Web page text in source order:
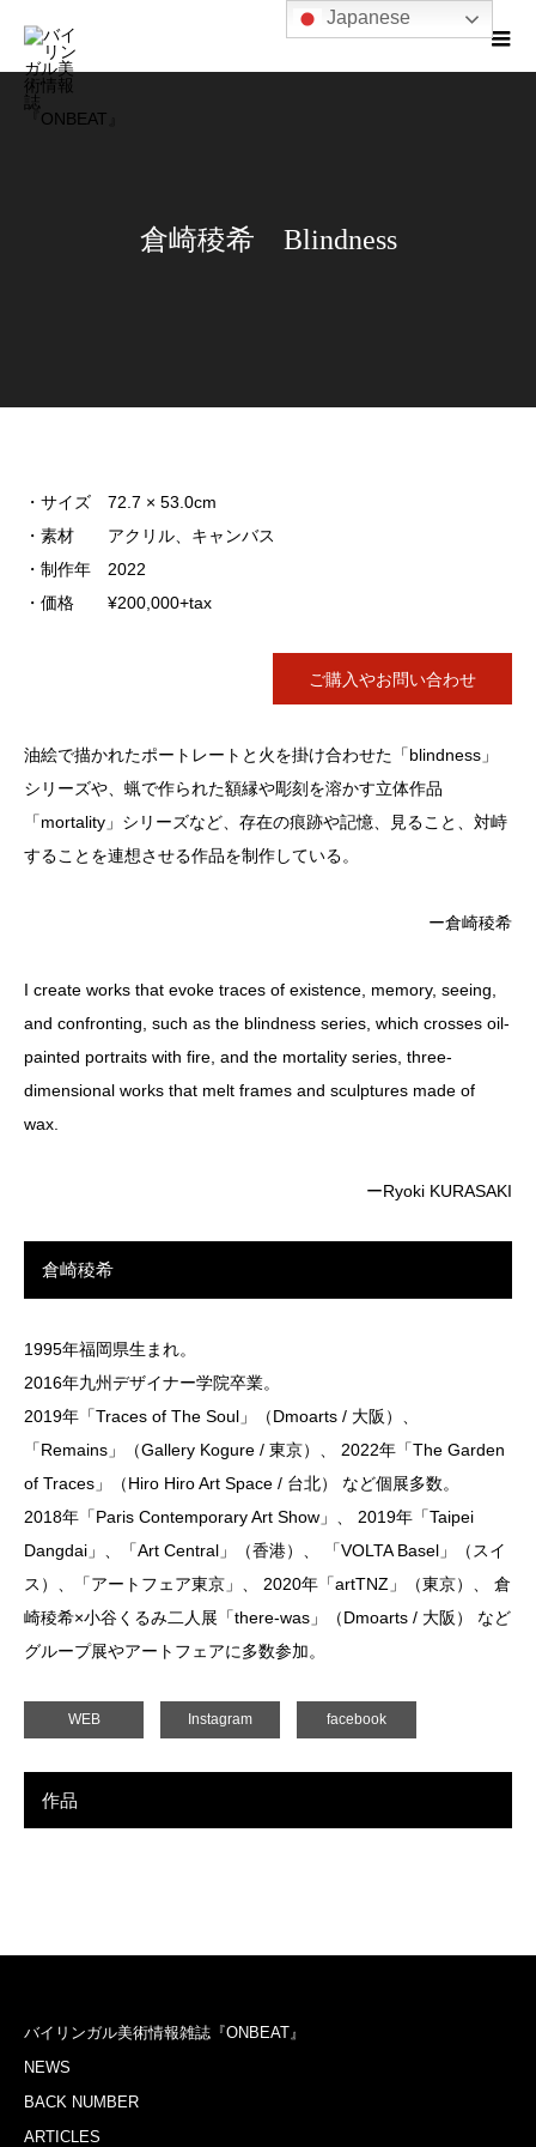
倉崎稜希 Blindness
・サイズ 72.7 × 53.0cm
・素材 アクリル、キャンバス
・制作年 2022
・価格 ¥200,000+tax
ご購入やお問い合わせ
油絵で描かれたポートレートと火を掛け合わせた「blindness」
シリーズや、蝋で作られた額縁や彫刻を溶かす立体作品
「mortality」シリーズなど、存在の痕跡や記憶、見ること、対峙
することを連想させる作品を制作している。
ー倉崎稜希
I create works that evoke traces of existence, memory, seeing,
and confronting, such as the blindness series, which crosses oil-
painted portraits with fire, and the mortality series, three-
dimensional works that melt frames and sculptures made of
wax.
ーRyoki KURASAKI
倉崎稜希
1995年福岡県生まれ。
2016年九州デザイナー学院卒業。
2019年「Traces of The Soul」（Dmoarts / 大阪）、
「Remains」（Gallery Kogure / 東京）、 2022年「The Garden
of Traces」（Hiro Hiro Art Space / 台北） など個展多数。
2018年「Paris Contemporary Art Show」、 2019年「Taipei
Dangdai」、「Art Central」（香港）、 「VOLTA Basel」（スイ
ス）、「アートフェア東京」、 2020年「artTNZ」（東京）、 倉
崎稜希×小谷くるみ二人展「there-was」（Dmoarts / 大阪） など
グループ展やアートフェアに多数参加。
WEB Instagram facebook
作品
バイリンガル美術情報雑誌『ONBEAT』
NEWS
BACK NUMBER
ARTICLES
Japanese